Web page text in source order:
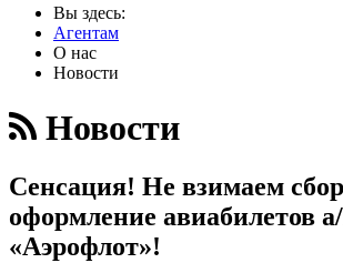
Вы здесь:
Агентам
О нас
Новости
Новости
Сенсация! Не взимаем
оформление авиабилетов
«Аэрофлот»!